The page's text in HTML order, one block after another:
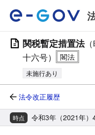
関税暫定措置法
十六号）
未施行あり
法令改正履歴
時点 令和3年（2021年）